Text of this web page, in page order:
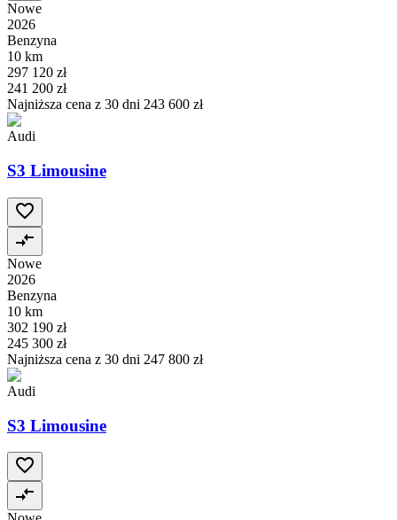
Nowe
2026
Benzyna
10 km
297 120 zł
241 200 zł
Najniższa cena z 30 dni 243 600 zł
Audi
S3 Limousine
Nowe
2026
Benzyna
10 km
302 190 zł
245 300 zł
Najniższa cena z 30 dni 247 800 zł
Audi
S3 Limousine